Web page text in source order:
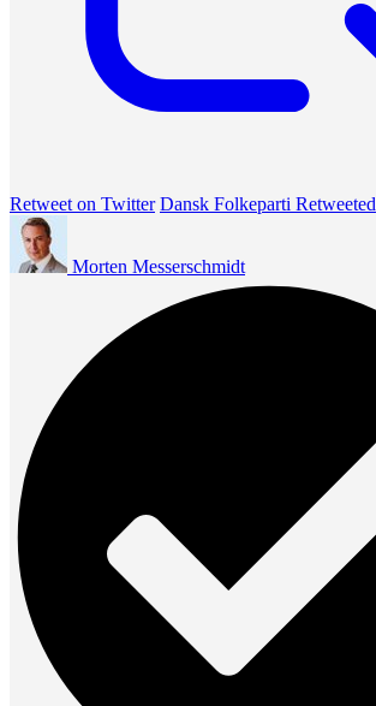
Retweet on Twitter Dansk Folkeparti Retweeted
Morten Messerschmidt